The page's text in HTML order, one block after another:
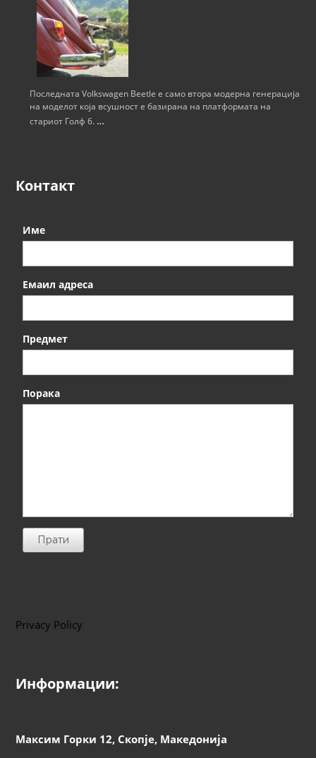
Последната Volkswagen Beetle е само втора модерна генерација
на моделот која всушност е базирана на платформата на
стариот Голф 6. …
Контакт
Име
Емаил адреса
Предмет
Порака
Прати
Privacy Policy
Информации:
Максим Горки 12, Скопје, Македонија